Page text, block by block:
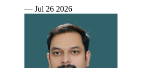
— Jul 26 2026